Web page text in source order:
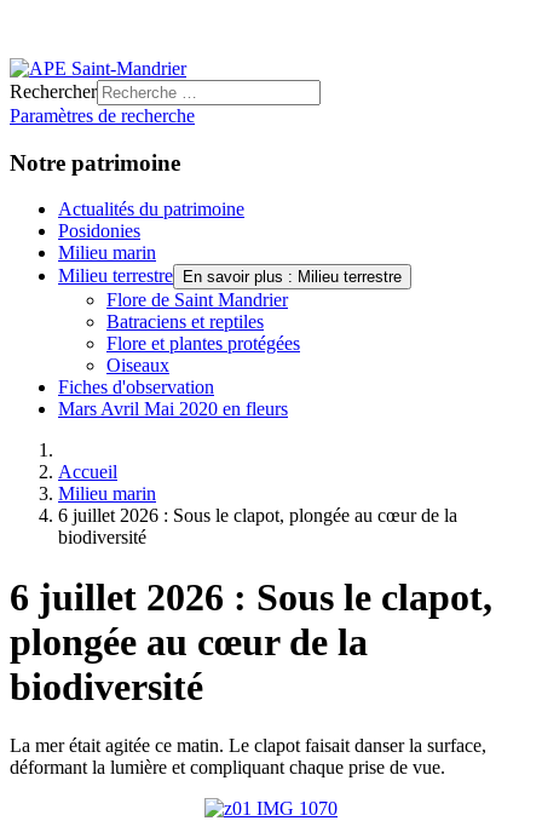
Rechercher
Paramètres de recherche
Notre patrimoine
Actualités du patrimoine
Posidonies
Milieu marin
Milieu terrestre
En savoir plus : Milieu terrestre
Flore de Saint Mandrier
Batraciens et reptiles
Flore et plantes protégées
Oiseaux
Fiches d'observation
Mars Avril Mai 2020 en fleurs
Accueil
Milieu marin
6 juillet 2026 : Sous le clapot, plongée au cœur de la
biodiversité
6 juillet 2026 : Sous le clapot,
plongée au cœur de la
biodiversité
La mer était agitée ce matin. Le clapot faisait danser la surface,
déformant la lumière et compliquant chaque prise de vue.